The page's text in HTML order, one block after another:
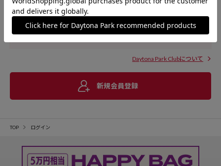
Daytona Park Clubについて
新規会員登録
TOP ログイン